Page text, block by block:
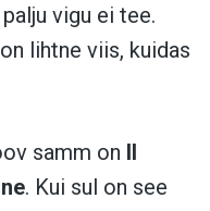
vigu ei tee.
lihtne viis, kuidas
samm on II
. Kui sul on see